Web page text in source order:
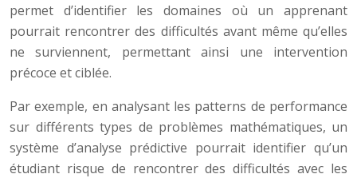
permet d’identifier les domaines où un apprenant
pourrait rencontrer des difficultés avant même qu’elles
ne surviennent, permettant ainsi une intervention
précoce et ciblée.
Par exemple, en analysant les patterns de performance
sur différents types de problèmes mathématiques, un
système d’analyse prédictive pourrait identifier qu’un
étudiant risque de rencontrer des difficultés avec les